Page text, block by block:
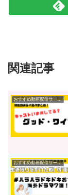
関連記事
おすすめ動画配信サービス
おすすめ動画配信サービス